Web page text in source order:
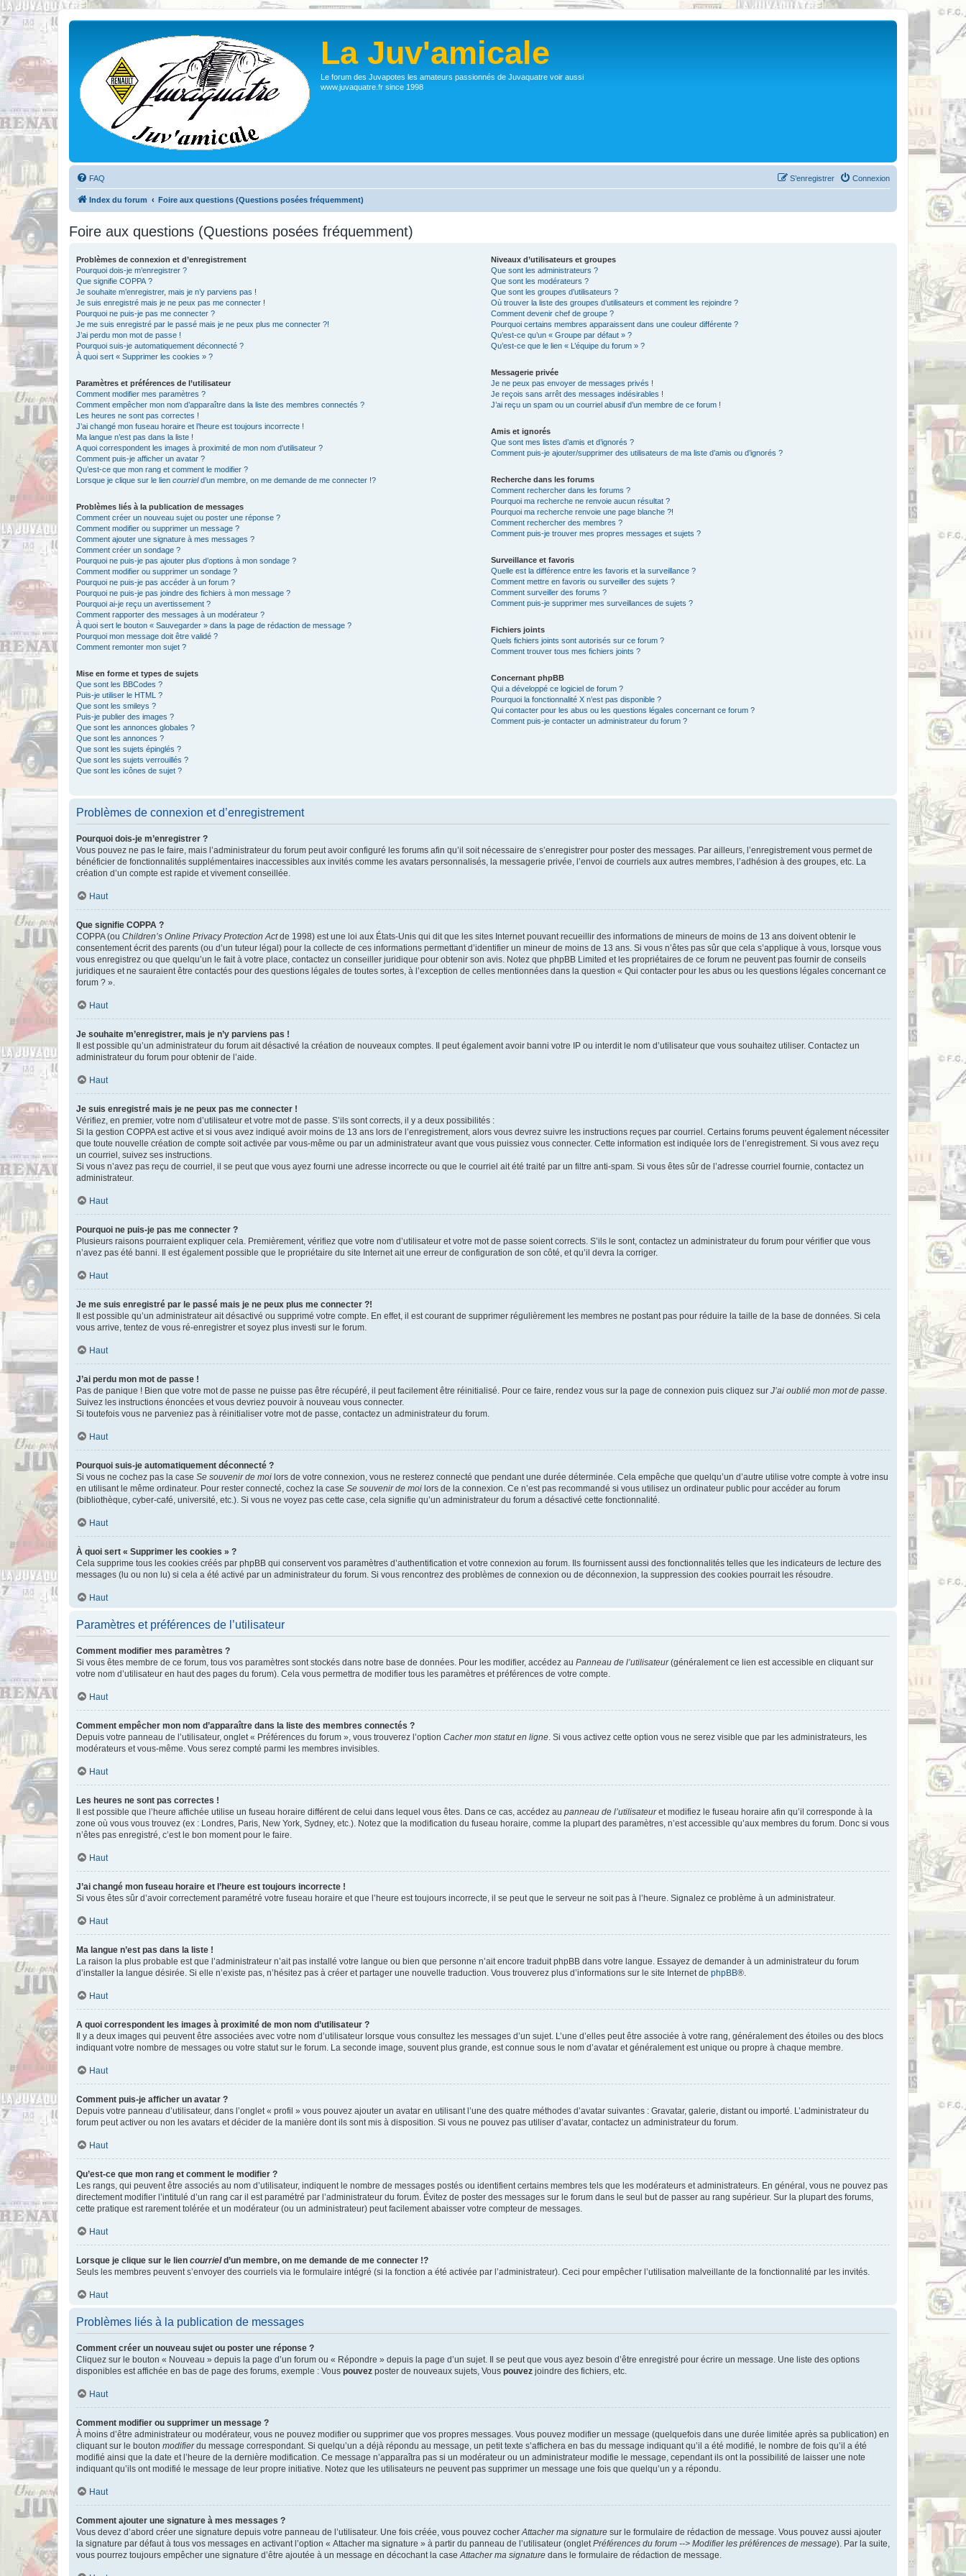
La Juv'amicale
Le forum des Juvapotes les amateurs passionnés de Juvaquatre voir aussi
www.juvaquatre.fr since 1998
FAQ Connexion
S’enregistrer
Index du forum Foire aux questions (Questions posées fréquemment)
Foire aux questions (Questions posées fréquemment)
Problèmes de connexion et d’enregistrement
Pourquoi dois-je m’enregistrer ?
Que signifie COPPA ?
Je souhaite m’enregistrer, mais je n’y parviens pas !
Je suis enregistré mais je ne peux pas me connecter !
Pourquoi ne puis-je pas me connecter ?
Je me suis enregistré par le passé mais je ne peux plus me connecter ?!
J’ai perdu mon mot de passe !
Pourquoi suis-je automatiquement déconnecté ?
À quoi sert « Supprimer les cookies » ?
Paramètres et préférences de l’utilisateur
Comment modifier mes paramètres ?
Comment empêcher mon nom d’apparaître dans la liste des membres connectés ?
Les heures ne sont pas correctes !
J’ai changé mon fuseau horaire et l’heure est toujours incorrecte !
Ma langue n’est pas dans la liste !
A quoi correspondent les images à proximité de mon nom d’utilisateur ?
Comment puis-je afficher un avatar ?
Qu’est-ce que mon rang et comment le modifier ?
Lorsque je clique sur le lien courrield’un membre, on me demande de me connecter !?
Problèmes liés à la publication de messages
Comment créer un nouveau sujet ou poster une réponse ?
Comment modifier ou supprimer un message ?
Comment ajouter une signature à mes messages ?
Comment créer un sondage ?
Pourquoi ne puis-je pas ajouter plus d’options à mon sondage ?
Comment modifier ou supprimer un sondage ?
Pourquoi ne puis-je pas accéder à un forum ?
Pourquoi ne puis-je pas joindre des fichiers à mon message ?
Pourquoi ai-je reçu un avertissement ?
Comment rapporter des messages à un modérateur ?
À quoi sert le bouton « Sauvegarder » dans la page de rédaction de message ?
Pourquoi mon message doit être validé ?
Comment remonter mon sujet ?
Mise en forme et types de sujets
Que sont les BBCodes ?
Puis-je utiliser le HTML ?
Que sont les smileys ?
Puis-je publier des images ?
Que sont les annonces globales ?
Que sont les annonces ?
Que sont les sujets épinglés ?
Que sont les sujets verrouillés ?
Que sont les icônes de sujet ?
Niveaux d’utilisateurs et groupes
Que sont les administrateurs ?
Que sont les modérateurs ?
Que sont les groupes d’utilisateurs ?
Où trouver la liste des groupes d’utilisateurs et comment les rejoindre ?
Comment devenir chef de groupe ?
Pourquoi certains membres apparaissent dans une couleur différente ?
Qu’est-ce qu’un « Groupe par défaut » ?
Qu’est-ce que le lien « L’équipe du forum » ?
Messagerie privée
Je ne peux pas envoyer de messages privés !
Je reçois sans arrêt des messages indésirables !
J’ai reçu un spam ou un courriel abusif d’un membre de ce forum !
Amis et ignorés
Que sont mes listes d’amis et d’ignorés ?
Comment puis-je ajouter/supprimer des utilisateurs de ma liste d’amis ou d’ignorés ?
Recherche dans les forums
Comment rechercher dans les forums ?
Pourquoi ma recherche ne renvoie aucun résultat ?
Pourquoi ma recherche renvoie une page blanche ?!
Comment rechercher des membres ?
Comment puis-je trouver mes propres messages et sujets ?
Surveillance et favoris
Quelle est la différence entre les favoris et la surveillance ?
Comment mettre en favoris ou surveiller des sujets ?
Comment surveiller des forums ?
Comment puis-je supprimer mes surveillances de sujets ?
Fichiers joints
Quels fichiers joints sont autorisés sur ce forum ?
Comment trouver tous mes fichiers joints ?
Concernant phpBB
Qui a développé ce logiciel de forum ?
Pourquoi la fonctionnalité X n’est pas disponible ?
Qui contacter pour les abus ou les questions légales concernant ce forum ?
Comment puis-je contacter un administrateur du forum ?
Problèmes de connexion et d’enregistrement
Pourquoi dois-je m’enregistrer ?
Vous pouvez ne pas le faire, mais l’administrateur du forum peut avoir configuré les forums afin qu’il soit nécessaire de s’enregistrer pour poster des messages. Par ailleurs, l’enregistrement vous permet de
bénéficier de fonctionnalités supplémentaires inaccessibles aux invités comme les avatars personnalisés, la messagerie privée, l’envoi de courriels aux autres membres, l’adhésion à des groupes, etc. La
création d’un compte est rapide et vivement conseillée.
Haut
Que signifie COPPA ?
COPPA (ou Children’s Online Privacy Protection Actde 1998) est une loi aux États-Unis qui dit que les sites Internet pouvant recueillir des informations de mineurs de moins de 13 ans doivent obtenir le
consentement écrit des parents (ou d’un tuteur légal) pour la collecte de ces informations permettant d’identifier un mineur de moins de 13 ans. Si vous n’êtes pas sûr que cela s’applique à vous, lorsque vous
vous enregistrez ou que quelqu’un le fait à votre place, contactez un conseiller juridique pour obtenir son avis. Notez que phpBB Limited et les propriétaires de ce forum ne peuvent pas fournir de conseils
juridiques et ne sauraient être contactés pour des questions légales de toutes sortes, à l’exception de celles mentionnées dans la question « Qui contacter pour les abus ou les questions légales concernant ce
forum ? ».
Haut
Je souhaite m’enregistrer, mais je n’y parviens pas !
Il est possible qu’un administrateur du forum ait désactivé la création de nouveaux comptes. Il peut également avoir banni votre IP ou interdit le nom d’utilisateur que vous souhaitez utiliser. Contactez un
administrateur du forum pour obtenir de l’aide.
Haut
Je suis enregistré mais je ne peux pas me connecter !
Vérifiez, en premier, votre nom d’utilisateur et votre mot de passe. S’ils sont corrects, il y a deux possibilités :
Si la gestion COPPA est active et si vous avez indiqué avoir moins de 13 ans lors de l’enregistrement, alors vous devrez suivre les instructions reçues par courriel. Certains forums peuvent également nécessiter
que toute nouvelle création de compte soit activée par vous-même ou par un administrateur avant que vous puissiez vous connecter. Cette information est indiquée lors de l’enregistrement. Si vous avez reçu
un courriel, suivez ses instructions.
Si vous n’avez pas reçu de courriel, il se peut que vous ayez fourni une adresse incorrecte ou que le courriel ait été traité par un filtre anti-spam. Si vous êtes sûr de l’adresse courriel fournie, contactez un
administrateur.
Haut
Pourquoi ne puis-je pas me connecter ?
Plusieurs raisons pourraient expliquer cela. Premièrement, vérifiez que votre nom d’utilisateur et votre mot de passe soient corrects. S’ils le sont, contactez un administrateur du forum pour vérifier que vous
n’avez pas été banni. Il est également possible que le propriétaire du site Internet ait une erreur de configuration de son côté, et qu’il devra la corriger.
Haut
Je me suis enregistré par le passé mais je ne peux plus me connecter ?!
Il est possible qu’un administrateur ait désactivé ou supprimé votre compte. En effet, il est courant de supprimer régulièrement les membres ne postant pas pour réduire la taille de la base de données. Si cela
vous arrive, tentez de vous ré-enregistrer et soyez plus investi sur le forum.
Haut
J’ai perdu mon mot de passe !
Pas de panique ! Bien que votre mot de passe ne puisse pas être récupéré, il peut facilement être réinitialisé. Pour ce faire, rendez vous sur la page de connexion puis cliquez sur J’ai oublié mon mot de passe.
Suivez les instructions énoncées et vous devriez pouvoir à nouveau vous connecter.
Si toutefois vous ne parveniez pas à réinitialiser votre mot de passe, contactez un administrateur du forum.
Haut
Pourquoi suis-je automatiquement déconnecté ?
Si vous ne cochez pas la case Se souvenir de moi lors de votre connexion, vous ne resterez connecté que pendant une durée déterminée. Cela empêche que quelqu’un d’autre utilise votre compte à votre insu
en utilisant le même ordinateur. Pour rester connecté, cochez la case Se souvenir de moi lors de la connexion. Ce n’est pas recommandé si vous utilisez un ordinateur public pour accéder au forum
(bibliothèque, cyber-café, université, etc.). Si vous ne voyez pas cette case, cela signifie qu’un administrateur du forum a désactivé cette fonctionnalité.
Haut
À quoi sert « Supprimer les cookies » ?
Cela supprime tous les cookies créés par phpBB qui conservent vos paramètres d’authentification et votre connexion au forum. Ils fournissent aussi des fonctionnalités telles que les indicateurs de lecture des
messages (lu ou non lu) si cela a été activé par un administrateur du forum. Si vous rencontrez des problèmes de connexion ou de déconnexion, la suppression des cookies pourrait les résoudre.
Haut
Paramètres et préférences de l’utilisateur
Comment modifier mes paramètres ?
Si vous êtes membre de ce forum, tous vos paramètres sont stockés dans notre base de données. Pour les modifier, accédez au Panneau de l’utilisateur(généralement ce lien est accessible en cliquant sur
votre nom d’utilisateur en haut des pages du forum). Cela vous permettra de modifier tous les paramètres et préférences de votre compte.
Haut
Comment empêcher mon nom d’apparaître dans la liste des membres connectés ?
Depuis votre panneau de l’utilisateur, onglet « Préférences du forum », vous trouverez l’option Cacher mon statut en ligne. Si vous activez cette option vous ne serez visible que par les administrateurs, les
modérateurs et vous-même. Vous serez compté parmi les membres invisibles.
Haut
Les heures ne sont pas correctes !
Il est possible que l’heure affichée utilise un fuseau horaire différent de celui dans lequel vous êtes. Dans ce cas, accédez au panneau de l’utilisateuret modifiez le fuseau horaire afin qu’il corresponde à la
zone où vous vous trouvez (ex : Londres, Paris, New York, Sydney, etc.). Notez que la modification du fuseau horaire, comme la plupart des paramètres, n’est accessible qu’aux membres du forum. Donc si vous
n’êtes pas enregistré, c’est le bon moment pour le faire.
Haut
J’ai changé mon fuseau horaire et l’heure est toujours incorrecte !
Si vous êtes sûr d’avoir correctement paramétré votre fuseau horaire et que l’heure est toujours incorrecte, il se peut que le serveur ne soit pas à l’heure. Signalez ce problème à un administrateur.
Haut
Ma langue n’est pas dans la liste !
La raison la plus probable est que l’administrateur n’ait pas installé votre langue ou bien que personne n’ait encore traduit phpBB dans votre langue. Essayez de demander à un administrateur du forum
d’installer la langue désirée. Si elle n’existe pas, n’hésitez pas à créer et partager une nouvelle traduction. Vous trouverez plus d’informations sur le site Internet de phpBB®.
Haut
A quoi correspondent les images à proximité de mon nom d’utilisateur ?
Il y a deux images qui peuvent être associées avec votre nom d’utilisateur lorsque vous consultez les messages d’un sujet. L’une d’elles peut être associée à votre rang, généralement des étoiles ou des blocs
indiquant votre nombre de messages ou votre statut sur le forum. La seconde image, souvent plus grande, est connue sous le nom d’avatar et généralement est unique ou propre à chaque membre.
Haut
Comment puis-je afficher un avatar ?
Depuis votre panneau d’utilisateur, dans l’onglet « profil » vous pouvez ajouter un avatar en utilisant l’une des quatre méthodes d’avatar suivantes : Gravatar, galerie, distant ou importé. L’administrateur du
forum peut activer ou non les avatars et décider de la manière dont ils sont mis à disposition. Si vous ne pouvez pas utiliser d’avatar, contactez un administrateur du forum.
Haut
Qu’est-ce que mon rang et comment le modifier ?
Les rangs, qui peuvent être associés au nom d’utilisateur, indiquent le nombre de messages postés ou identifient certains membres tels que les modérateurs et administrateurs. En général, vous ne pouvez pas
directement modifier l’intitulé d’un rang car il est paramétré par l’administrateur du forum. Évitez de poster des messages sur le forum dans le seul but de passer au rang supérieur. Sur la plupart des forums,
cette pratique est rarement tolérée et un modérateur (ou un administrateur) peut facilement abaisser votre compteur de messages.
Haut
Lorsque je clique sur le lien courrield’un membre, on me demande de me connecter !?
Seuls les membres peuvent s’envoyer des courriels via le formulaire intégré (si la fonction a été activée par l’administrateur). Ceci pour empêcher l’utilisation malveillante de la fonctionnalité par les invités.
Haut
Problèmes liés à la publication de messages
Comment créer un nouveau sujet ou poster une réponse ?
Cliquez sur le bouton « Nouveau » depuis la page d’un forum ou « Répondre » depuis la page d’un sujet. Il se peut que vous ayez besoin d’être enregistré pour écrire un message. Une liste des options
disponibles est affichée en bas de page des forums, exemple : Vous pouvez poster de nouveaux sujets, Vous pouvez joindre des fichiers, etc.
Haut
Comment modifier ou supprimer un message ?
À moins d’être administrateur ou modérateur, vous ne pouvez modifier ou supprimer que vos propres messages. Vous pouvez modifier un message (quelquefois dans une durée limitée après sa publication) en
cliquant sur le bouton modifierdu message correspondant. Si quelqu’un a déjà répondu au message, un petit texte s’affichera en bas du message indiquant qu’il a été modifié, le nombre de fois qu’il a été
modifié ainsi que la date et l’heure de la dernière modification. Ce message n’apparaîtra pas si un modérateur ou un administrateur modifie le message, cependant ils ont la possibilité de laisser une note
indiquant qu’ils ont modifié le message de leur propre initiative. Notez que les utilisateurs ne peuvent pas supprimer un message une fois que quelqu’un y a répondu.
Haut
Comment ajouter une signature à mes messages ?
Vous devez d’abord créer une signature depuis votre panneau de l’utilisateur. Une fois créée, vous pouvez cocherAttacher ma signature sur le formulaire de rédaction de message. Vous pouvez aussi ajouter
la signature par défaut à tous vos messages en activant l’option « Attacher ma signature » à partir du panneau de l’utilisateur (ongletPréférences du forum --> Modifier les préférences de message). Par la suite,
vous pourrez toujours empêcher une signature d’être ajoutée à un message en décochant la caseAttacher ma signature dans le formulaire de rédaction de message.